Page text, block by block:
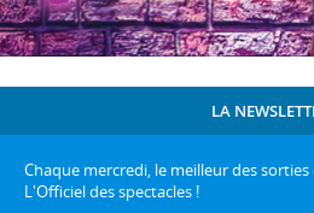
LA
Chaque mercredi, le meilleur des
L'Officiel des spectacles !